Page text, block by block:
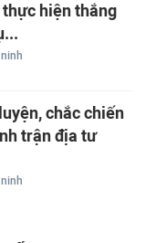
hiện thắng
chắc chiến
trận địa tư